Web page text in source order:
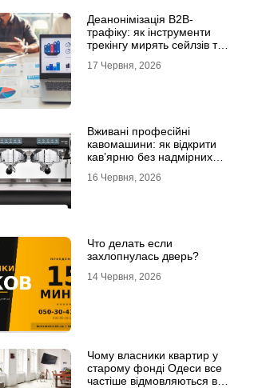
Деанонімізація B2B-
трафіку: як інструменти
трекінгу мирять сейлзів та
17 Червня, 2026
Вживані професійні
кавомашини: як відкрити
кав’ярню без надмірних
16 Червня, 2026
Что делать если
захлопнулась дверь?
14 Червня, 2026
Чому власники квартир у
старому фонді Одеси все
частіше відмовляються від